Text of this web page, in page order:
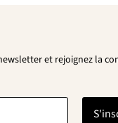
et rejoignez la